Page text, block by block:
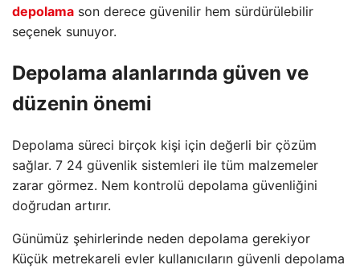
depolama son derece güvenilir hem sürdürülebilir
seçenek sunuyor.
Depolama alanlarında güven ve
düzenin önemi
Depolama süreci birçok kişi için değerli bir çözüm
sağlar. 7 24 güvenlik sistemleri ile tüm malzemeler
zarar görmez. Nem kontrolü depolama güvenliğini
doğrudan artırır.
Günümüz şehirlerinde neden depolama gerekiyor
Küçük metrekareli evler kullanıcıların güvenli depolama